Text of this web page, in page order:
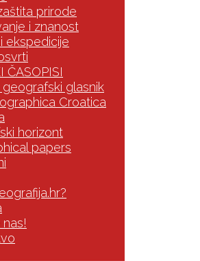
prirode
i znanost
ekspedicije
ČASOPISI
geografski glasnik
Croatica
horizont
papers